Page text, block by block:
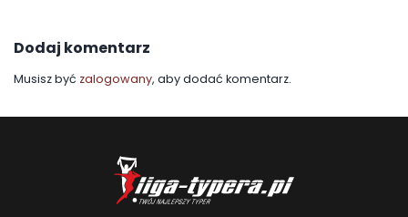
Dodaj komentarz
Musisz być zalogowany, aby dodać komentarz.